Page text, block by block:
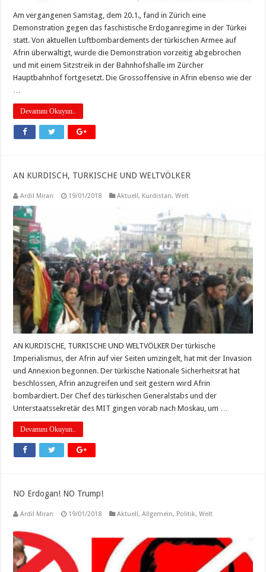
Am vergangenen Samstag, dem 20.1., fand in Zürich eine
Demonstration gegen das faschistische Erdoganregime in der Türkei
statt. Von aktuellen Luftbombardements der türkischen Armee auf
Afrin überwältigt, wurde die Demonstration vorzeitig abgebrochen
und mit einem Sitzstreik in der Bahnhofshalle im Zürcher
Hauptbahnhof fortgesetzt. Die Grossoffensive in Afrin ebenso wie der
…
Devamını Okuyun..
AN KURDISCH, TURKISCHE UND WELTVÖLKER
Ardil Miran 19/01/2018 Aktuell, Kurdistan,Welt
AN KURDISCHE, TURKISCHE UND WELTVÖLKER Der türkische
Imperialismus, der Afrin auf vier Seiten umzingelt, hat mit der Invasion
und Annexion begonnen. Der türkische Nationale Sicherheitsrat hat
beschlossen, Afrin anzugreifen und seit gestern wird Afrin
bombardiert. Der Chef des türkischen Generalstabs und der
Unterstaatssekretär des MIT gingen vorab nach Moskau, um …
Devamını Okuyun..
NO Erdogan! NO Trump!
Ardil Miran 19/01/2018 Aktuell,Allgemein, Politik,Welt